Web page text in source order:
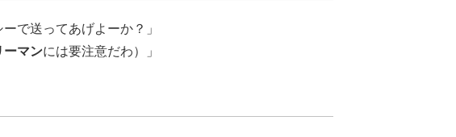
で送ってあげよーか？」
ーマンには要注意だわ）」